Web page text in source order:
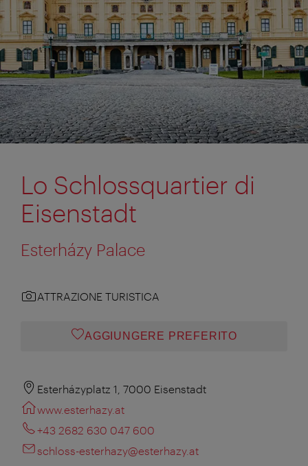
Lo Schlossquartier di
Eisenstadt
Esterházy Palace
ATTRAZIONE TURISTICA
AGGIUNGERE PREFERITO
Esterházyplatz 1, 7000 Eisenstadt
www.esterhazy.at
+43 2682 630 047 600
schloss-esterhazy@esterhazy.at